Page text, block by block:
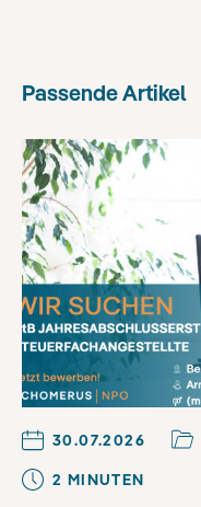
Passende Artikel
30.07.2026
2 MINUTEN